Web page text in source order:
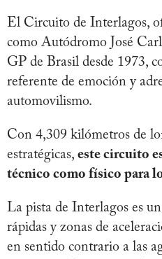
El Circuito de Interlagos,
como Autódromo José
GP de Brasil desde 1973,
referente de emoción y
automovilismo.
Con 4,309 kilómetros de
estratégicas, este circuito
técnico como físico para
La pista de Interlagos es
rápidas y zonas de
en sentido contrario a las